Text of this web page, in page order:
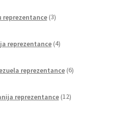
reprezentance 3izdelki
reprezentance 4izdelki
reprezentance 6izdelkov
reprezentance 12izdelkov